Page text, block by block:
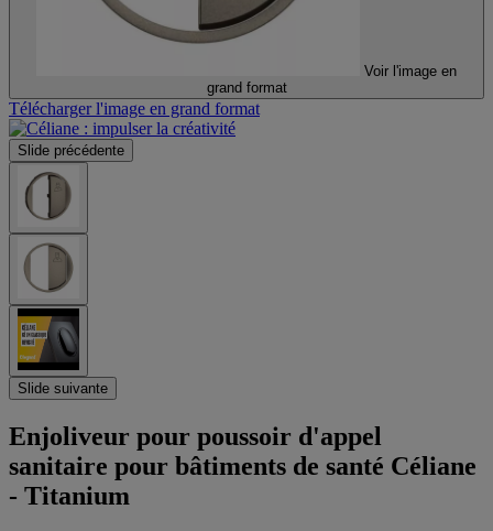
Voir l'image en
grand format
Télécharger l'image en grand format
Slide précédente
Slide suivante
Enjoliveur pour poussoir d'appel
sanitaire pour bâtiments de santé Céliane
- Titanium